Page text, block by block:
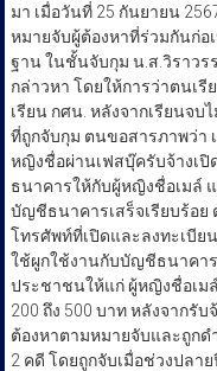
มา เมื่อวันที่ 25 กันยายน
หมายจับผู้ต้องหาที่ร่วมกันก่อ
ฐาน ในชั้นจับกุม น.ส.วิราว
กล่าวหา โดยให้การว่าตนเ
เรียน กศน. หลังจากเรียนจบ
ที่ถูกจับกุม ตนขอสารภาพว่า
หญิงชื่อผ่านเฟสบุ๊ครับจ้าง
ธนาคารให้กับผู้หญิงชื่อเมล์
บัญชีธนาคารเสร็จเรียบร้อย
โทรศัพท์ที่เปิดและลงทะเบี
ใช้ผูกใช้งานกับบัญชีธนาคา
ประชาชนให้แก่ ผู้หญิงชื่อเม
200 ถึง 500 บาท หลังจากรั
ต้องหาตามหมายจับและถูก
2 คดี โดยถูกจับเมื่อช่วงปลา